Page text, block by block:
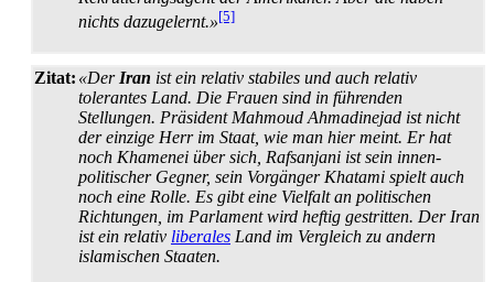
nichts dazugelernt.»[5]
Zitat: «Der Iran ist ein relativ stabiles und auch relativ
tolerantes Land. Die Frauen sind in führenden
Stellungen. Präsident Mahmoud Ahmadinejad ist nicht
der einzige Herr im Staat, wie man hier meint. Er hat
noch Khamenei über sich, Rafsanjani ist sein innen­
politischer Gegner, sein Vorgänger Khatami spielt auch
noch eine Rolle. Es gibt eine Vielfalt an politischen
Richtungen, im Parlament wird heftig gestritten. Der Iran
ist ein relativ liberales Land im Vergleich zu andern
islamischen Staaten.